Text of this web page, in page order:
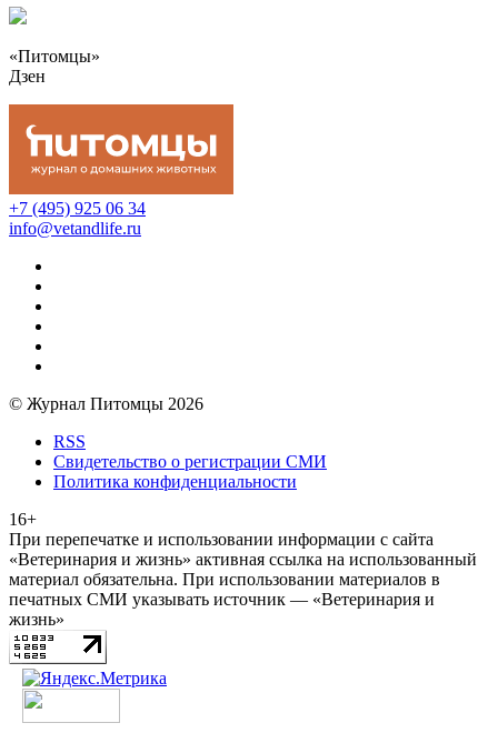
«Питомцы»
Дзен
+7 (495) 925 06 34
info@vetandlife.ru
© Журнал Питомцы 2026
RSS
Свидетельство о регистрации СМИ
Политика конфиденциальности
16+
При перепечатке и использовании информации с сайта
«Ветеринария и жизнь» активная ссылка на использованный
материал обязательна. При использовании материалов в
печатных СМИ указывать источник — «Ветеринария и
жизнь»